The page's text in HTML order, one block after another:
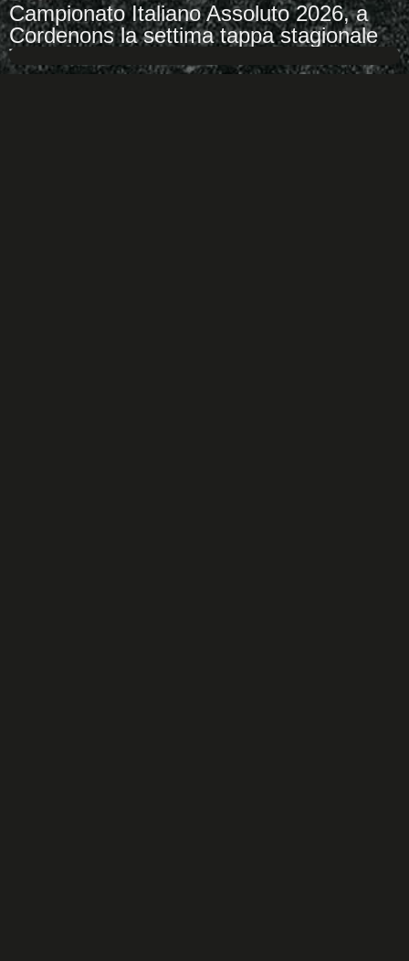
Campionato Italiano Assoluto 2026, a
Cordenons la settima tappa stagionale
7 Agosto 2026